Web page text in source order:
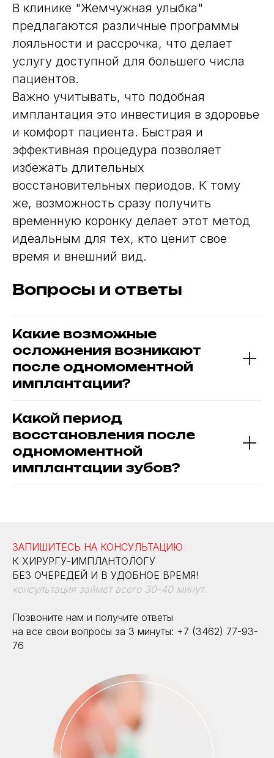
В клинике "Жемчужная улыбка"
предлагаются различные программы
лояльности и рассрочка, что делает
услугу доступной для большего числа
пациентов.
Важно учитывать, что подобная
имплантация это инвестиция в здоровье
и комфорт пациента. Быстрая и
эффективная процедура позволяет
избежать длительных
восстановительных периодов. К тому
же, возможность сразу получить
временную коронку делает этот метод
идеальным для тех, кто ценит свое
время и внешний вид.
Вопросы и ответы
Какие возможные
осложнения возникают
после одномоментной
имплантации?
Какой период
восстановления после
одномоментной
имплантации зубов?
ЗАПИШИТЕСЬ НА КОНСУЛЬТАЦИЮ
К ХИРУРГУ-ИМПЛАНТОЛОГУ
БЕЗ ОЧЕРЕДЕЙ И В УДОБНОЕ ВРЕМЯ!
консультация займет всего 30-40 минут.
Позвоните нам и получите ответы
на все свои вопросы за 3 минуты: +7 (3462) 77-93-
76